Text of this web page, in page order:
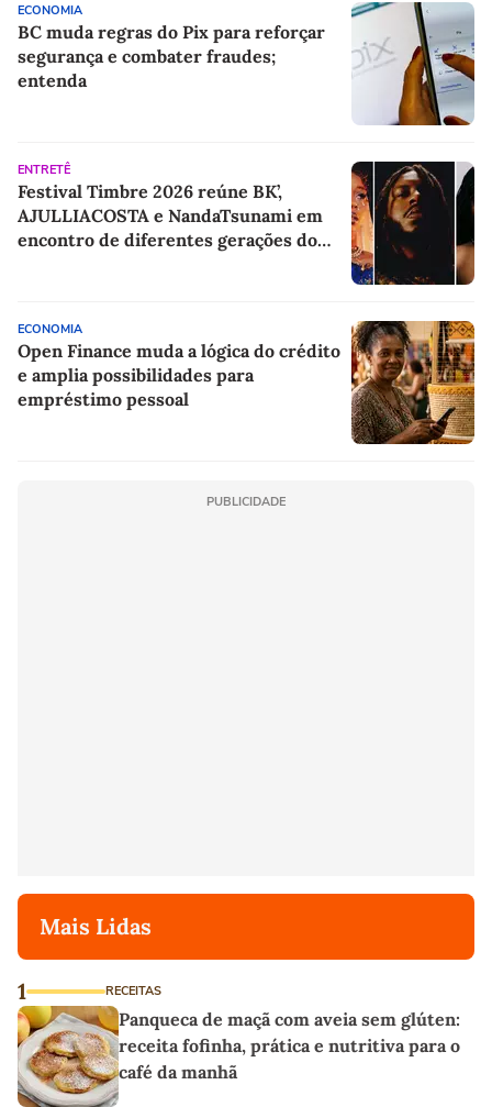
ECONOMIA
BC muda regras do Pix para reforçar
segurança e combater fraudes;
entenda
ENTRETÊ
Festival Timbre 2026 reúne BK’,
AJULLIACOSTA e NandaTsunami em
encontro de diferentes gerações do
ECONOMIA
Open Finance muda a lógica do crédito
e amplia possibilidades para
empréstimo pessoal
PUBLICIDADE
Mais Lidas
1 RECEITAS
Panqueca de maçã com aveia sem glúten:
receita fofinha, prática e nutritiva para o
café da manhã